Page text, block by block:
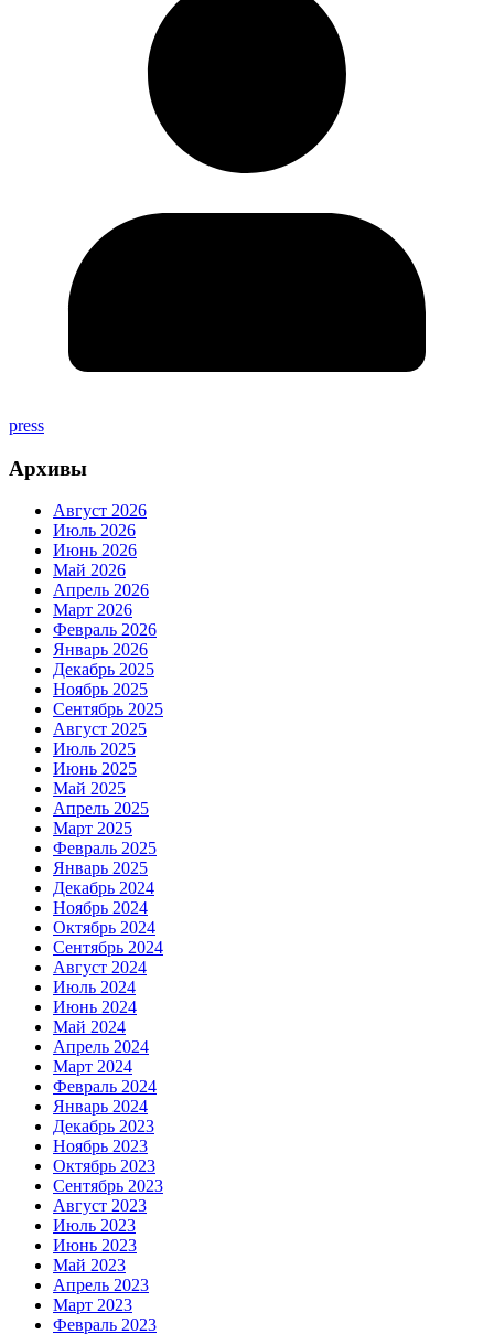
press
Архивы
Август 2026
Июль 2026
Июнь 2026
Май 2026
Апрель 2026
Март 2026
Февраль 2026
Январь 2026
Декабрь 2025
Ноябрь 2025
Сентябрь 2025
Август 2025
Июль 2025
Июнь 2025
Май 2025
Апрель 2025
Март 2025
Февраль 2025
Январь 2025
Декабрь 2024
Ноябрь 2024
Октябрь 2024
Сентябрь 2024
Август 2024
Июль 2024
Июнь 2024
Май 2024
Апрель 2024
Март 2024
Февраль 2024
Январь 2024
Декабрь 2023
Ноябрь 2023
Октябрь 2023
Сентябрь 2023
Август 2023
Июль 2023
Июнь 2023
Май 2023
Апрель 2023
Март 2023
Февраль 2023